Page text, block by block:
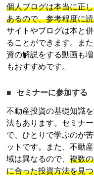
個人ブログは本当に正
あるので、参考程度に
サイトやブログは本と
ることができます。ま
資の解説をする動画も
もおすすめです。
セミナーに参加する
不動産投資の基礎知識
法もあります。セミナ
で、ひとりで学ぶのが
ットです。また、不動
域は異なるので、複数
に合った投資方法を見